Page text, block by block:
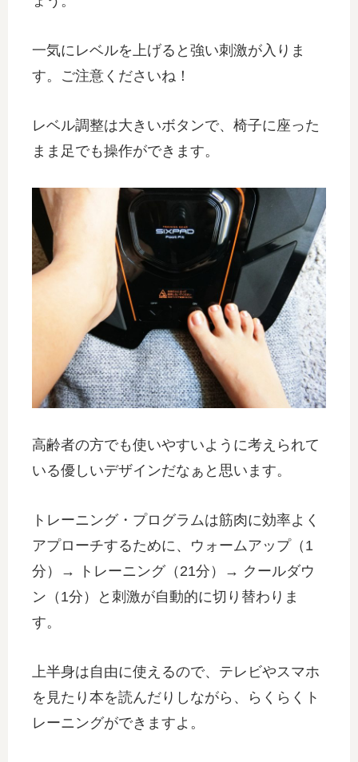
一気にレベルを上げると強い刺激が入りま
す。ご注意くださいね！
レベル調整は大きいボタンで、椅子に座った
まま足でも操作ができます。
高齢者の方でも使いやすいように考えられて
いる優しいデザインだなぁと思います。
トレーニング・プログラムは筋肉に効率よく
アプローチするために、ウォームアップ（1
分）→ トレーニング（21分）→ クールダウ
ン（1分）と刺激が自動的に切り替わりま
す。
上半身は自由に使えるので、テレビやスマホ
を見たり本を読んだりしながら、らくらくト
レーニングができますよ。